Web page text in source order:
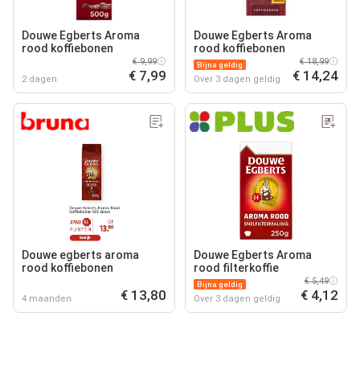
Douwe Egberts Aroma
rood koffiebonen
2 dagen
€ 9,99
€ 7,99
Douwe Egberts Aroma
rood koffiebonen
Bijna geldig
Over 3 dagen geldig
€ 18,99
€ 14,24
Douwe egberts aroma
rood koffiebonen
4 maanden € 13,80
Douwe Egberts Aroma
rood filterkoffie
Bijna geldig
Over 3 dagen geldig
€ 5,49
€ 4,12